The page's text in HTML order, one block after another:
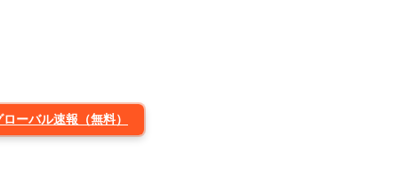
ーバル速報（無料）